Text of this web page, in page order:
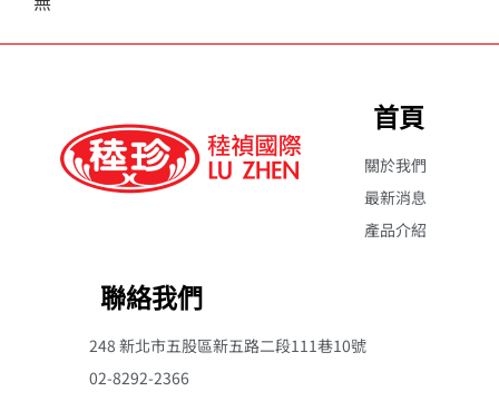
首頁
關於我們
最新消息
產品介紹
聯絡我們
248 新北市五股區新五路二段111巷10號
02-8292-2366